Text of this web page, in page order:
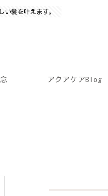
い髪を叶えます。
アクアケアBlog